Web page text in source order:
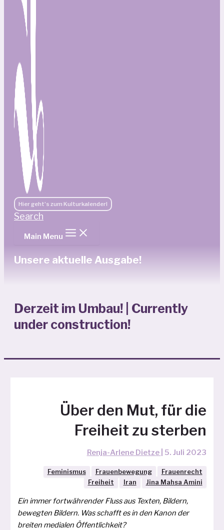
Hier geht's zum Kulturkalender!
Search
Main Menu
Unsere aktuelle Ausgabe!
Derzeit im Umbau! | Currently
under construction!
Über den Mut, für die
Freiheit zu sterben
Renja-Arlene Dietze 5. Juli 2023
Feminismus Frauenbewegung
Frauenrecht
Freiheit
Iran Jina Mahsa Amini
Ein immer fort­wäh­ren­der Fluss aus Texten, Bildern,
beweg­ten Bildern. Was schafft es in den Kanon der
brei­ten media­len Öffentlichkeit?